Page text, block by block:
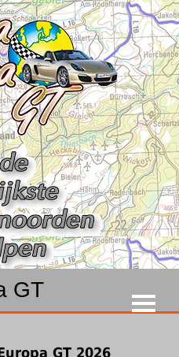
GT
GT 2026